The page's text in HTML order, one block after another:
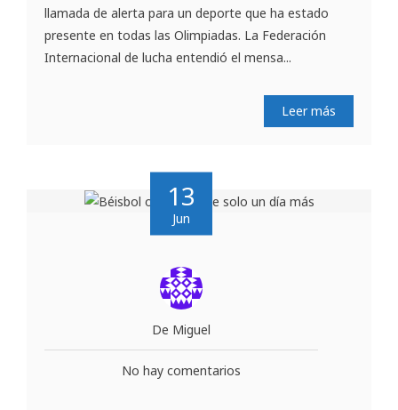
llamada de alerta para un deporte que ha estado
presente en todas las Olimpiadas. La Federación
Internacional de lucha entendió el mensa...
Leer más
13
Jun
De Miguel
No hay comentarios